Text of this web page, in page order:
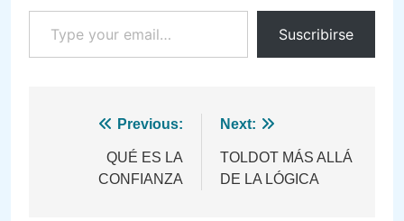
Type your email…
Suscribirse
Navegación
Previous:
QUÉ ES LA
CONFIANZA
Next:
TOLDOT MÁS ALLÁ
DE LA LÓGICA